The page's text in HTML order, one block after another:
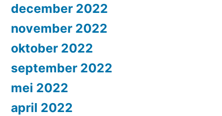
december 2022
november 2022
oktober 2022
september 2022
mei 2022
april 2022